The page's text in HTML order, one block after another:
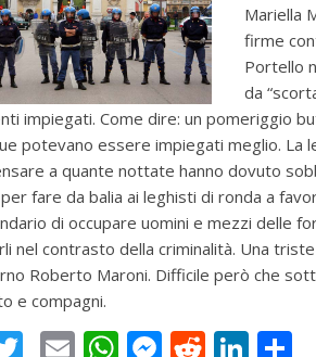
Mariella
firme
Portello
da
impiegati. Come dire: un pomeriggio
potevano essere impiegati meglio. La
a quante nottate hanno dovuto
fare da balia ai leghisti di ronda a
di occupare uomini e mezzi delle
nel contrasto della criminalità. Una
Roberto Maroni. Difficile però che
e compagni.